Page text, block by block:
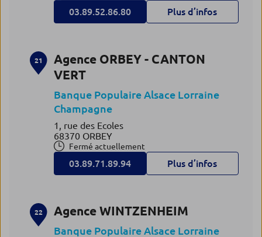
03.89.52.86.80 Plus d’infos
21
Agence ORBEY - CANTON
VERT
Banque Populaire Alsace Lorraine
Champagne
1, rue des Ecoles
68370 ORBEY
Fermé actuellement
03.89.71.89.94 Plus d’infos
22 Agence WINTZENHEIM
Banque Populaire Alsace Lorraine